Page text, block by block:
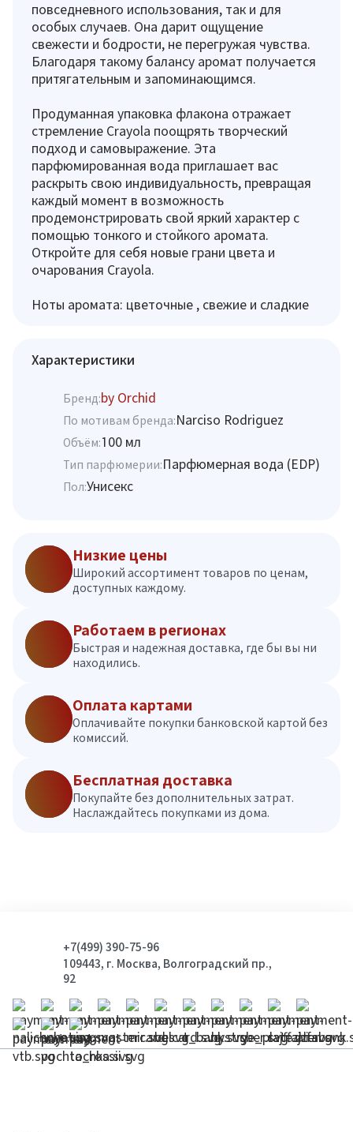
повседневного использования, так и для
особых случаев. Она дарит ощущение
свежести и бодрости, не перегружая чувства.
Благодаря такому балансу аромат получается
притягательным и запоминающимся.
Продуманная упаковка флакона отражает
стремление Crayola поощрять творческий
подход и самовыражение. Эта
парфюмированная вода приглашает вас
раскрыть свою индивидуальность, превращая
каждый момент в возможность
продемонстрировать свой яркий характер с
помощью тонкого и стойкого аромата.
Откройте для себя новые грани цвета и
очарования Crayola.
Ноты аромата: цветочные , свежие и сладкие
Характеристики
Бренд:by Orchid
По мотивам бренда:Narciso Rodriguez
Объём:100 мл
Тип парфюмерии:Парфюмерная вода (EDP)
Пол:Унисекс
Низкие цены
Широкий ассортимент товаров по ценам,
доступных каждому.
Работаем в регионах
Быстрая и надежная доставка, где бы вы ни
находились.
Оплата картами
Оплачивайте покупки банковской картой без
комиссий.
Бесплатная доставка
Покупайте без дополнительных затрат.
Наслаждайтесь покупками из дома.
+7(499) 390-75-96
109443, г. Москва, Волгоградский пр.,
92